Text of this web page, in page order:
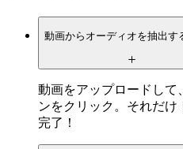
動画からオーディオを抽出す
動画をアップロードして
ンをクリック。それだ
完了！